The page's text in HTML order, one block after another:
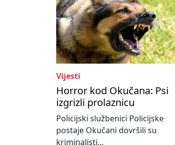
Vijesti
Horror kod Okučana: Psi
izgrizli prolaznicu
Policijski službenici Policijske
postaje Okučani dovršili su
kriminalisti...